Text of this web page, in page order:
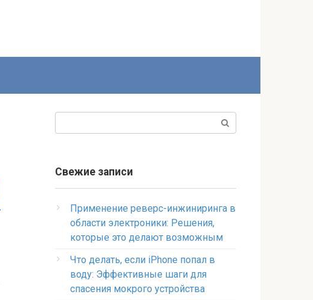
Свежие записи
Применение реверс-инжиниринга в
области электроники: Решения,
которые это делают возможным
Что делать, если iPhone попал в
воду: Эффективные шаги для
спасения мокрого устройства